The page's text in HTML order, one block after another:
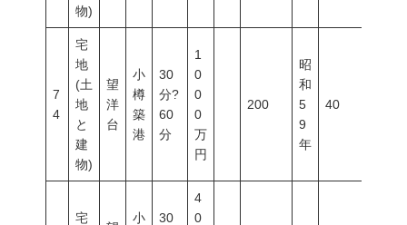
物)
7
4
宅
地
(土
地
と
建
物)
望
洋
台
小
樽
築
港
30
分?
60
分
1
0
0
0
万
円
200
昭
和
5
9
年
40
宅
小
30
4
0